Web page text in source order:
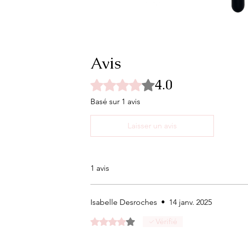
Avis
Noté 4 sur 5. 4.0
Basé sur 1 avis
Laisser un avis
1 avis
Isabelle Desroches • 14 janv. 2025
Noté 4 sur 5. Vérifié